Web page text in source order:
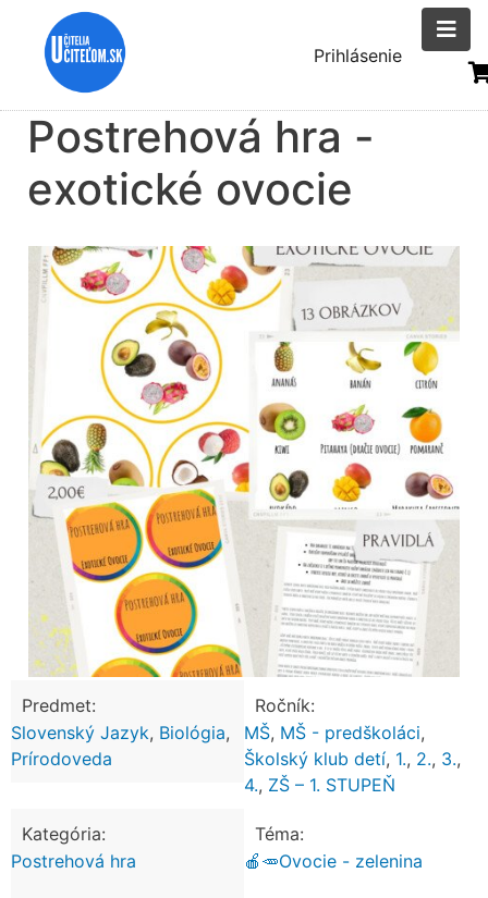
Menu
účtu
Prihlásenie
Postrehová hra -
exotické ovocie
Predmet:
Slovenský Jazyk, Biológia,
Prírodoveda
Ročník:
MŠ, MŠ - predškoláci,
Školský klub detí, 1., 2., 3.,
4., ZŠ – 1. STUPEŇ
Kategória:
Postrehová hra
Téma:
🍎🥕Ovocie - zelenina